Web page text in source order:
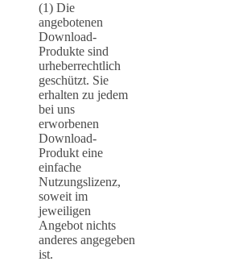
(1) Die
angebotenen
Download-
Produkte sind
urheberrechtlich
geschützt. Sie
erhalten zu jedem
bei uns
erworbenen
Download-
Produkt eine
einfache
Nutzungslizenz,
soweit im
jeweiligen
Angebot nichts
anderes angegeben
ist.